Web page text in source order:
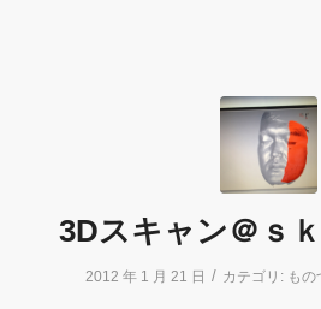
3Dスキャン＠ｓ
2012 年 1 月 21 日 / カテゴリ: もの